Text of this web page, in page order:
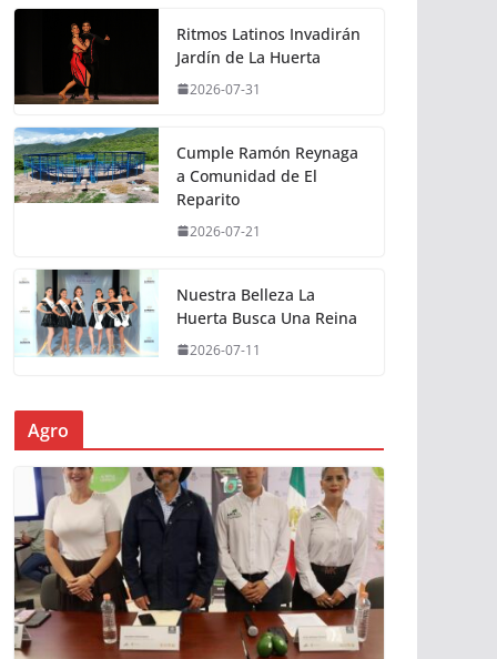
Ritmos Latinos Invadirán
Jardín de La Huerta
2026-07-31
Cumple Ramón Reynaga
a Comunidad de El
Reparito
2026-07-21
Nuestra Belleza La
Huerta Busca Una Reina
2026-07-11
Agro